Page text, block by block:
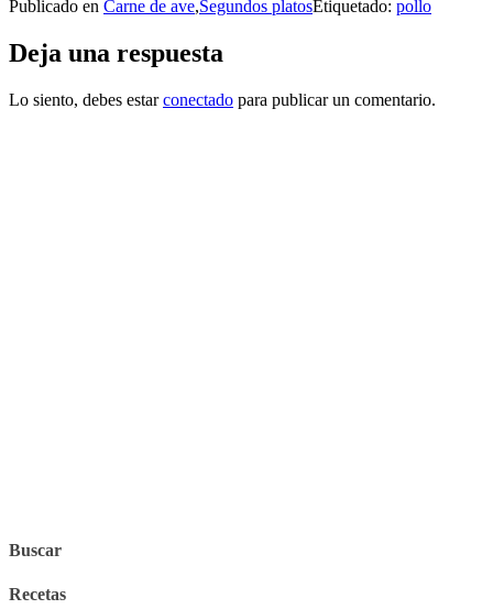
Publicado en Carne de ave,Segundos platosEtiquetado: pollo
Deja una respuesta
Lo siento, debes estarconectado para publicar un comentario.
Buscar
Recetas